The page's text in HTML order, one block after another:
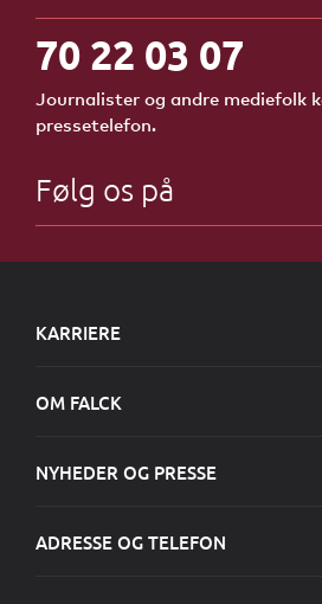
70 22 03 07
Journalister og andre mediefolk
pressetelefon.
Følg os på
KARRIERE
OM FALCK
NYHEDER OG PRESSE
ADRESSE OG TELEFON